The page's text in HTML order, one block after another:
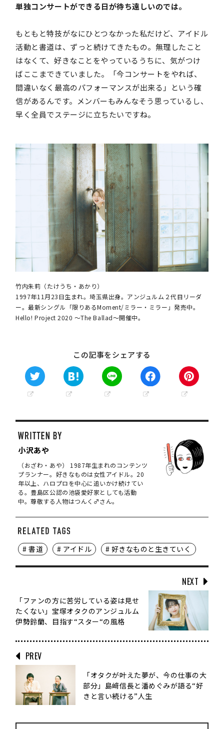
単独コンサートができる日が待ち遠しいのでは。
もともと特技がなにひとつなかった私だけど、アイドル
活動と書道は、ずっと続けてきたもの。無理したこと
はなくて、好きなことをやっているうちに、気がつけ
ばここまできていました。「今コンサートをやれば、
間違いなく最高のパフォーマンスが出来る」という確
信があるんです。メンバーもみんなそう思っているし、
早く全員でステージに立ちたいですね。
竹内朱莉（たけうち・あかり）
1997年11月23日生まれ。埼玉県出身。アンジュルム２代目リーダ
ー。最新シングル「限りあるMoment/ミラー・ミラー」発売中。
Hello! Project 2020 〜The Ballad〜開催中。
この記事をシェアする
小沢あや
（おざわ・あや） 1987年生まれのコンテンツ
プランナー。好きなものは女性アイドル。20
年以上、ハロプロを中心に追いかけ続けてい
る。豊島区公認の池袋愛好家としても活動
中。尊敬する人物はつんく♂さん。
# 書道 # アイドル # 好きなものと生きていく
NEXT
「ファンの方に苦労している姿は見せ
たくない」宝塚オタクのアンジュルム
伊勢鈴蘭、目指す“スター“の風格
PREV
「オタクが叶えた夢が、今の仕事の大
部分」島﨑信長と潘めぐみが語る“好
きと言い続ける”人生